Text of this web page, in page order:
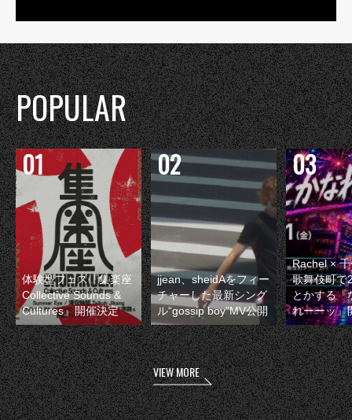
POPULAR
体験型フェス『集楽座
Collective Sounds &
Cultures』開催決定
jjean、sheidAをフィー
チャーした最新シング
ル“gossip boy”MV公開
Rachel ×
歌舞伎町で
とかする『
れーーッ』
VIEW MORE